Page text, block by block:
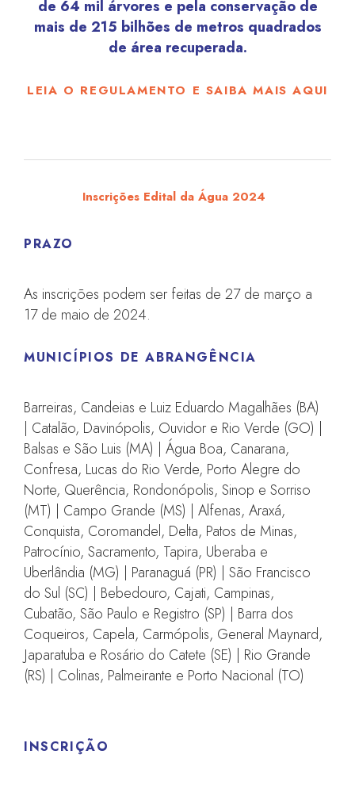
de 64 mil árvores e pela conservação de
mais de 215 bilhões de metros quadrados
de área recuperada.
LEIA O REGULAMENTO E SAIBA MAIS AQUI
Inscrições Edital da Água 2024
PRAZO
As inscrições podem ser feitas de 27 de março a
17 de maio de 2024.
MUNICÍPIOS DE ABRANGÊNCIA
Barreiras, Candeias e Luiz Eduardo Magalhães (BA)
| Catalão, Davinópolis, Ouvidor e Rio Verde (GO) |
Balsas e São Luis (MA) | Água Boa, Canarana,
Confresa, Lucas do Rio Verde, Porto Alegre do
Norte, Querência, Rondonópolis, Sinop e Sorriso
(MT) | Campo Grande (MS) | Alfenas, Araxá,
Conquista, Coromandel, Delta, Patos de Minas,
Patrocínio, Sacramento, Tapira, Uberaba e
Uberlândia (MG) | Paranaguá (PR) | São Francisco
do Sul (SC) | Bebedouro, Cajati, Campinas,
Cubatão, São Paulo e Registro (SP) | Barra dos
Coqueiros, Capela, Carmópolis, General Maynard,
Japaratuba e Rosário do Catete (SE) | Rio Grande
(RS) | Colinas, Palmeirante e Porto Nacional (TO)
INSCRIÇÃO